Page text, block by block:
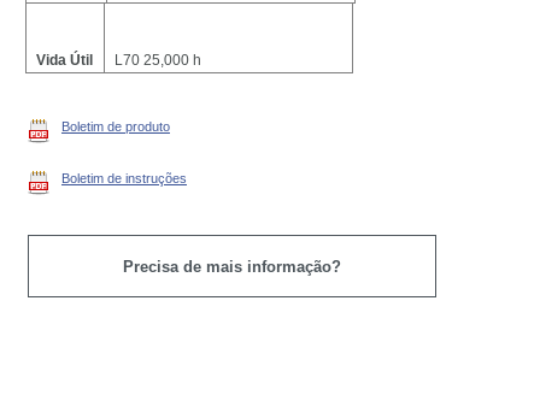
Vida Útil
L70 25,000 h
Boletim de produto
Boletim de instruções
Precisa de mais informação?